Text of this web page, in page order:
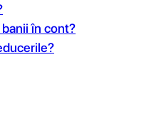
în cont?